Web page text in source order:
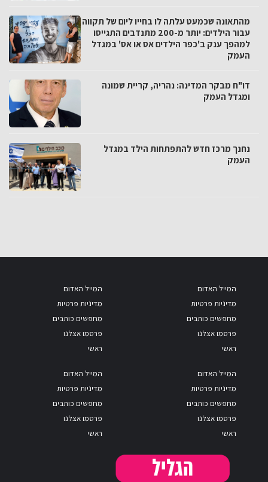
מהתאונה שכמעט עלתה לו בחייו ליום של תקווה
עבור הילדים: יותר מ-200 מתנדבים התגייסו
למהפך ענק ב'כפר הילדים אס או אס' במגדל
העמק
דו"ח מבקר המדינה: נהריה, קריית שמונה
ומגדל העמק
נחנך מרכז חדש להתפתחות הילד במגדל
העמק
המייל האדום
מדיניות פרטיות
מחפשים כותבים
פרסמו אצלנו
ראשי
המייל האדום
מדיניות פרטיות
מחפשים כותבים
פרסמו אצלנו
ראשי
המייל האדום
מדיניות פרטיות
מחפשים כותבים
פרסמו אצלנו
ראשי
המייל האדום
מדיניות פרטיות
מחפשים כותבים
פרסמו אצלנו
ראשי